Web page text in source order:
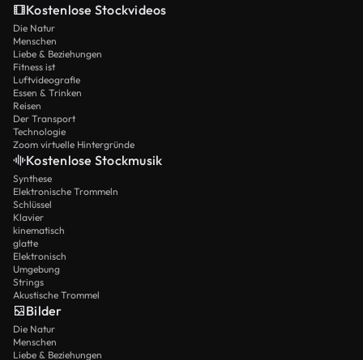
Kostenlose Stockvideos
Die Natur
Menschen
Liebe & Beziehungen
Fitness ist
Luftvideografie
Essen & Trinken
Reisen
Der Transport
Technologie
Zoom virtuelle Hintergründe
Kostenlose Stockmusik
Synthese
Elektronische Trommeln
Schlüssel
Klavier
kinematisch
glatte
Elektronisch
Umgebung
Strings
Akustische Trommel
Bilder
Die Natur
Menschen
Liebe & Beziehungen